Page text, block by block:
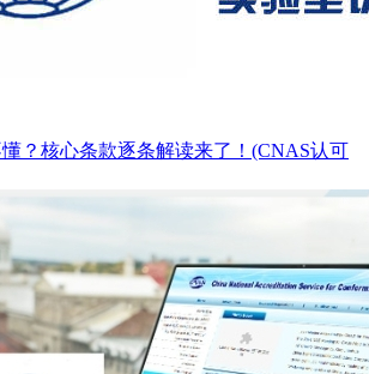
懂？核心条款逐条解读来了！(CNAS认可